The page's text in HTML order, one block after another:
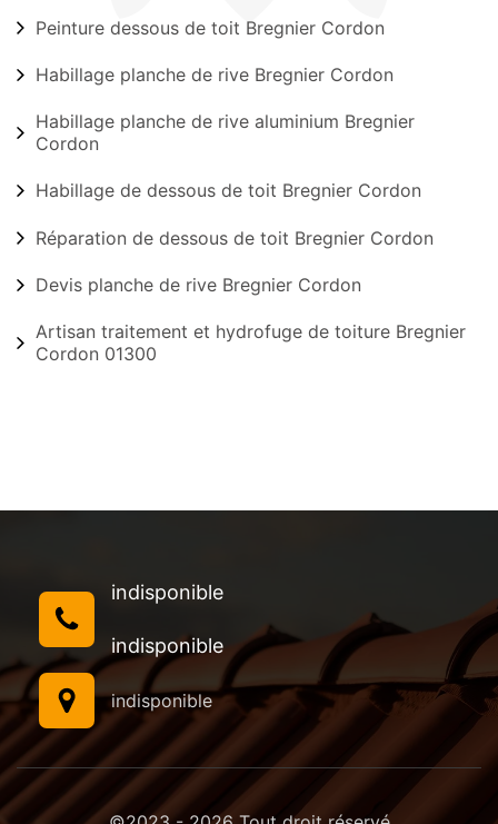
Peinture dessous de toit Bregnier Cordon
Habillage planche de rive Bregnier Cordon
Habillage planche de rive aluminium Bregnier
Cordon
Habillage de dessous de toit Bregnier Cordon
Réparation de dessous de toit Bregnier Cordon
Devis planche de rive Bregnier Cordon
Artisan traitement et hydrofuge de toiture Bregnier
Cordon 01300
indisponible
indisponible
indisponible